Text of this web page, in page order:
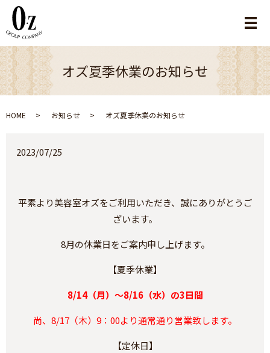
メ
オズ夏季休業のお知らせ
HOME お知らせ オズ夏季休業のお知らせ
2023/07/25
平素より美容室オズをご利用いただき、誠にありがとうご
ざいます。
8月の休業日をご案内申し上げます。
【夏季休業】
8/14（月）～8/16（水）の3日間
尚、8/17（木）9：00より通常通り営業致します。
【定休日】